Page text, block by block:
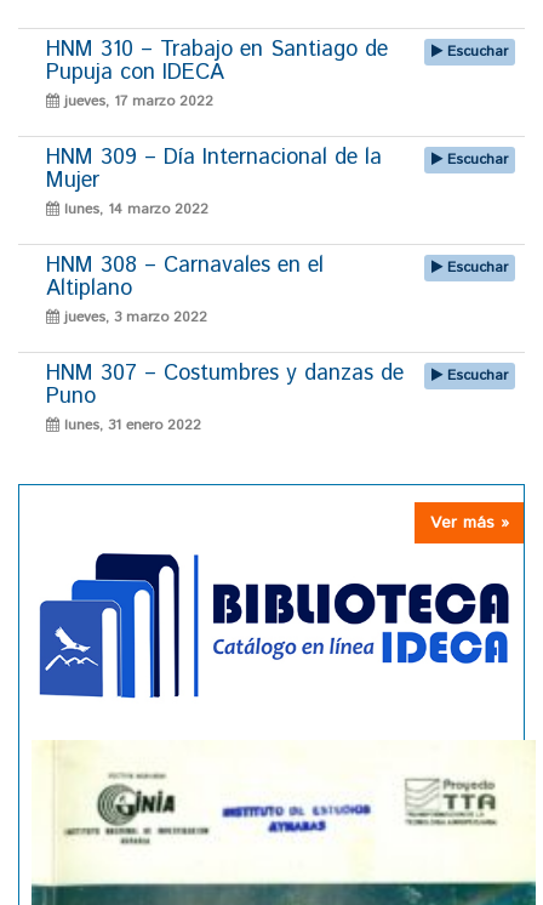
HNM 310 – Trabajo en Santiago de
Pupuja con IDECA
jueves, 17 marzo 2022
Escuchar
HNM 309 – Día Internacional de la
Mujer
lunes, 14 marzo 2022
Escuchar
HNM 308 – Carnavales en el
Altiplano
jueves, 3 marzo 2022
Escuchar
HNM 307 – Costumbres y danzas de
Puno
lunes, 31 enero 2022
Escuchar
Ver más »